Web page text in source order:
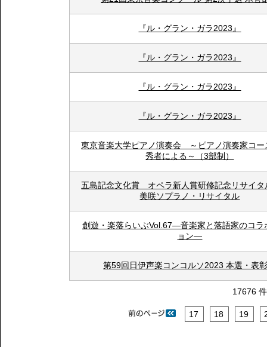
『ル・グラン・ガラ2023』
『ル・グラン・ガラ2023』
『ル・グラン・ガラ2023』
『ル・グラン・ガラ2023』
東京音楽大学ピアノ演奏会 ～ピアノ演奏家コー
秀者による～（3部制）
五島記念文化賞 オペラ新人賞研修記念リサイ
美咲ソプラノ・リサイタル
創遊・楽落らいぶVol.67―音楽家と落語家のコラ
ョン―
第59回日伊声楽コンコルソ2023 本選・表
17676
17 18 19